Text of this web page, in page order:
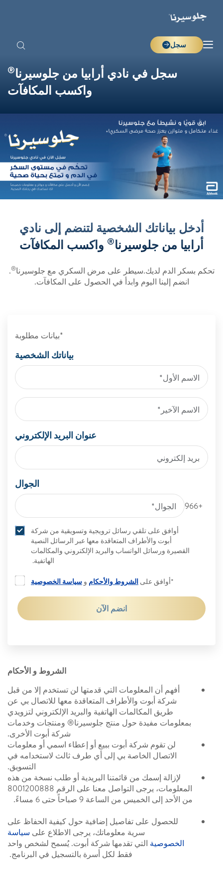
سجل
سجل في نادي أرابيا من جلوسيرنا®
واكسب المكافآت
أدخل بياناتك الشخصية لتنضم إلى نادي
أرابيا من جلوسيرنا®
تحكم بسكر الدم لديك.سيطر على مرض السكري مع جلوسيرنا®
.
انضم إلينا اليوم وابدأ في الحصول على المكافآت.
*بيانات مطلوبة
بياناتك الشخصية
عنوان البريد الإلكتروني
الجوال
+966
أوافق على تلقي رسائل ترويجية وتسويقية من شركة
أبوت والأطراف المتعاقدة معها عبر الرسائل النصية
القصيرة ورسائل الواتساب والبريد الإلكتروني والمكالمات
الهاتفية.
*أوافق على الشروط والأحكام و سياسة الخصوصية
انضم الآن
الشروط و الأحكام
أفهم أن المعلومات التي قدمتها لن تستخدم إلا من قبل
شركة أبوت والأطراف المتعاقدة معها للاتصال بي عن
طريق المكالمات الهاتفية والبريد الإلكتروني لتزويدي
بمعلومات مفيدة حول منتج جلوسيرنا® ومنتجات وخدمات
شركة أبوت الأخرى.
لن تقوم شركة أبوت ببيع أو إعطاء اسمي أو معلومات
الاتصال الخاصة بي إلى أي طرف ثالث لاستخدامه في
التسويق.
لإزالة إسمك من قائمتنا البريدية أو طلب نسخة من هذه
المعلومات، يرجى التواصل معنا على الرقم 8001200888
من الأحد إلى الخميس من الساعة 9 صباحاً حتى 6 مساءً.
للحصول على تفاصيل إضافية حول كيفية الحفاظ على
سرية معلوماتك، يرجى الاطلاع على سياسة
الخصوصية التي تقدمها شركة أبوت. يُسمح لشخص واحد
فقط لكل أسرة بالتسجيل في البرنامج.